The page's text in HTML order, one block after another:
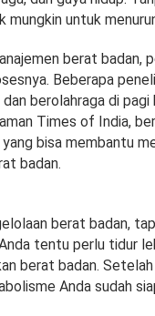
untuk
berat badan,
Beberapa
berolahraga di
Times of India,
bisa membantu
badan.
berat badan,
tentu perlu tidur
berat badan.
Anda sudah